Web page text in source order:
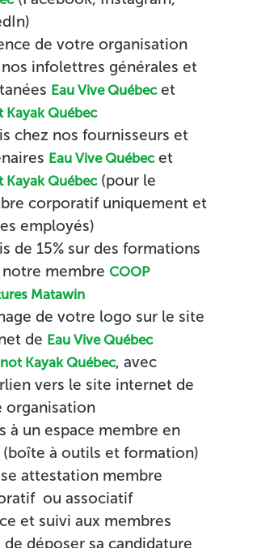
de votre organisation
infolettres générales et
Eau Vive Québecet
Kayak Québec
chez nos fournisseurs et
Eau Vive Québecet
Kayak Québec(pour le
corporatif uniquement et
employés)
de 15% sur des formations
membre COOP
Matawin
de votre logo sur le site
de Eau Vive Québec
Kayak Québec, avec
vers le site internet de
organisation
à un espace membre en
(boîte à outils et formation)
attestation membre
ou associatif
et suivi aux membres
déposer sa candidature